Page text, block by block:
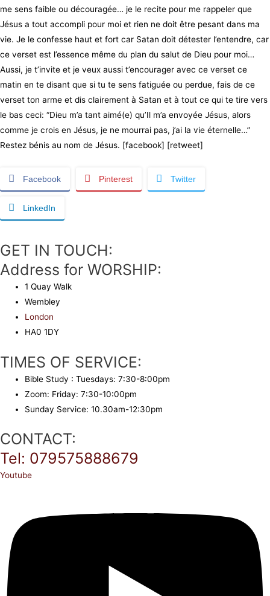
me sens faible ou découragée… je le recite pour me rappeler que
Jésus a tout accompli pour moi et rien ne doit être pesant dans ma
vie. Je le confesse haut et fort car Satan doit détester l’entendre, car
ce verset est l’essence même du plan du salut de Dieu pour moi…
Aussi, je t’invite et je veux aussi t’encourager avec ce verset ce
matin en te disant que si tu te sens fatiguée ou perdue, fais de ce
verset ton arme et dis clairement à Satan et à tout ce qui te tire vers
le bas ceci: “Dieu m’a tant aimé(e) qu’Il m’a envoyée Jésus, alors
comme je crois en Jésus, je ne mourrai pas, j’ai la vie éternelle…”
Restez bénis au nom de Jésus. [facebook] [retweet]
Facebook Pinterest Twitter
LinkedIn
GET IN TOUCH:
Address for WORSHIP:
1 Quay Walk
Wembley
London
HA0 1DY
TIMES OF SERVICE:
Bible Study : Tuesdays: 7:30-8:00pm
Zoom: Friday: 7:30-10:00pm
Sunday Service: 10.30am-12:30pm
CONTACT:
Tel: 079575888679
Youtube